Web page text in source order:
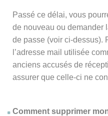
Passé ce délai, vous
de nouveau ou demander
de passe (voir ci-dessus).
l’adresse mail utilisée
anciens accusés de
assurer que celle-ci ne
Comment supprimer